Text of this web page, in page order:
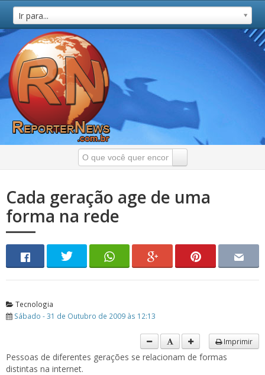
Ir para...
Cada geração age de uma
forma na rede
Tecnologia
Sábado - 31 de Outubro de 2009 às 12:13
Imprimir
Pessoas de diferentes gerações se relacionam de formas
distintas na internet.